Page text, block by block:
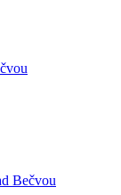
Bečvou